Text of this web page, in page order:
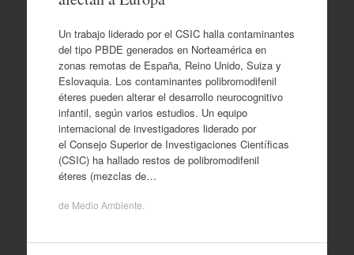
Un trabajo liderado por el CSIC halla contaminantes
del tipo PBDE generados en Norteamérica en
zonas remotas de España, Reino Unido, Suiza y
Eslovaquia. Los contaminantes polibromodifenil
éteres pueden alterar el desarrollo neurocognitivo
infantil, según varios estudios. Un equipo
internacional de investigadores liderado por
el Consejo Superior de Investigaciones Científicas
(CSIC) ha hallado restos de polibromodifenil
éteres (mezclas de…
de Medio Ambiente